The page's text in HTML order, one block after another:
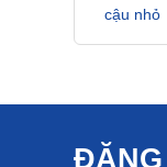
cậu nhỏ
ĐĂNG